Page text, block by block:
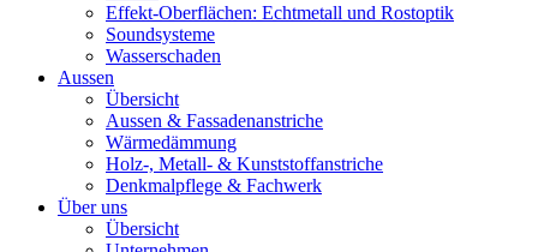
Effekt-Oberflächen: Echtmetall und Rostoptik
Soundsysteme
Wasserschaden
Aussen
Übersicht
Aussen & Fassadenanstriche
Wärmedämmung
Holz-, Metall- & Kunststoffanstriche
Denkmalpflege & Fachwerk
Über uns
Übersicht